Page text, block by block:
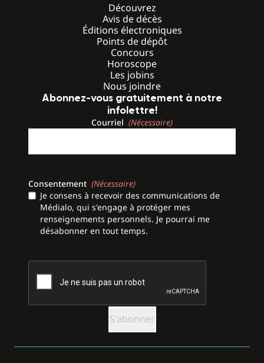
Découvrez
Avis de décès
Éditions électroniques
Points de dépôt
Concours
Horoscope
Les jobins
Nous joindre
Abonnez-vous gratuitement à notre
infolettre!
Courriel (Nécessaire)
Consentement (Nécessaire)
Je consens à recevoir des communications de
Médialo, qui s'engage à protéger mes
renseignements personnels. Je pourrai me
désabonner en tout temps.
CAPTCHA